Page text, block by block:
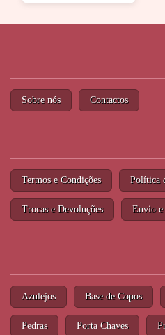
Sobre nós Contactos
Termos e Condições Política
Trocas e Devoluções Envio e
Azulejos Base de Copos
Pedras Porta Chaves